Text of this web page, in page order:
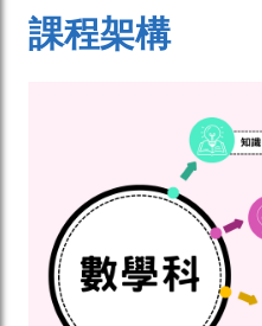
課程架構